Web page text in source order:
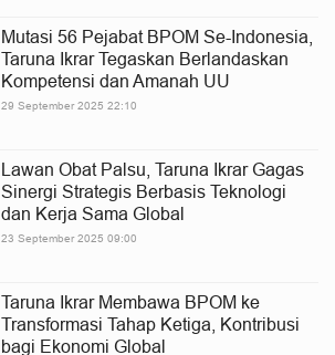
Mutasi 56 Pejabat BPOM Se-Indonesia,
Taruna Ikrar Tegaskan Berlandaskan
Kompetensi dan Amanah UU
29 September 2025 22:10
Lawan Obat Palsu, Taruna Ikrar Gagas
Sinergi Strategis Berbasis Teknologi
dan Kerja Sama Global
23 September 2025 09:00
Taruna Ikrar Membawa BPOM ke
Transformasi Tahap Ketiga, Kontribusi
bagi Ekonomi Global